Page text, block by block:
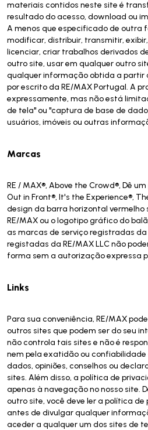
materiais contidos neste site é
resultado do acesso, download ou
A menos que especificado de outra
modificar, distribuir, transmitir,
licenciar, criar trabalhos derivados
outro site, usar em qualquer outro
qualquer informação obtida a partir
por escrito da RE/MAX Portugal. A
expressamente, mas não está
de tela" ou "captura de base de
usuários, imóveis ou outras
Marcas
RE / MAX®, Above the Crowd®, Dê
Out in Front®, It's the Experience®,
design da barra horizontal vermelho
RE/MAX ou o logotipo gráfico do
as marcas de serviço registradas da
registadas da RE/MAX LLC não
forma sem a autorização expressa
Links
Para sua conveniência, RE/MAX
outros sites que podem ser do seu
não controla tais sites e não é
nem pela exatidão ou
dados, opiniões, conselhos ou
sites. Além disso, a política de
apenas à navegação no nosso site.
outro site, você deve ler a política
antes de divulgar qualquer
aceder a qualquer um dos sites de